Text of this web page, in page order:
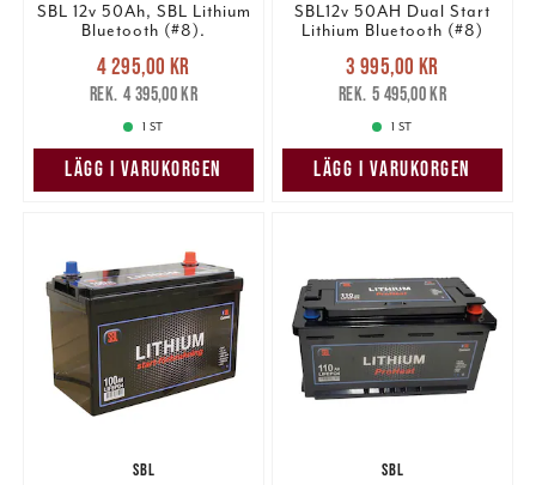
SBL 12v 50Ah, SBL Lithium
Bluetooth (#8).
Nuvarande pris
4 295,00 krTidigare pris
4 395,00 kr
4 295,00 kr
4 395,00 kr
1 ST
LÄGG I VARUKORGEN
SBL12v 50AH Dual Start
Lithium Bluetooth (#8)
Nuvarande pris
3 995,00 krTidigare pris
5 495,00 kr
3 995,00 kr
5 495,00 kr
1 ST
LÄGG I VARUKORGEN
SBL SBL